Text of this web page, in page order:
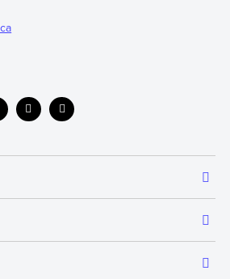
oferecemos são respaldadas por
e atualizadas, o que garante
e alinhado com os nossos princípios
autores e evitar cometer plágio. Além